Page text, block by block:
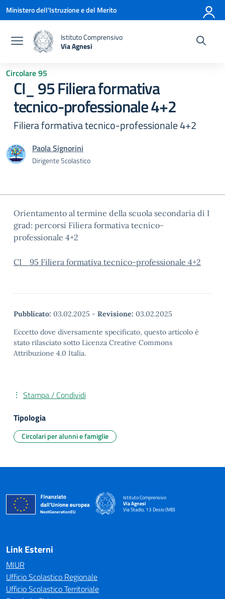
Vai ai contenuti
Vai al menu di navigazione
Vai al footer
Ministero dell'Istruzione e del Merito
Istituto Comprensivo
Via Agnesi
— Visita la pagina iniziale della scuola
Circolare 95
CI_ 95 Filiera formativa
tecnico-professionale 4+2
Filiera formativa tecnico-professionale 4+2
Paola Signorini
Dirigente Scolastico
Orientamento al termine della scuola secondaria di I
grad: percorsi Filiera formativa tecnico-
professionale 4+2
CI_ 95 Filiera formativa tecnico-professionale 4+2
Pubblicato: 03.02.2025 - Revisione: 03.02.2025
Eccetto dove diversamente specificato, questo articolo è
stato rilasciato sotto Licenza Creative Commons
Attribuzione 4.0 Italia.
Stampa / Condividi
Tipologia
Circolari per alunni e famiglie
Istituto Comprensivo
Via Agnesi
Via Stadio, 13 Desio (MB)
— Visita la pagina iniziale della scuola
Link Esterni
MIUR
Ufficio Scolastico Regionale
Ufficio Scolastico Territoriale